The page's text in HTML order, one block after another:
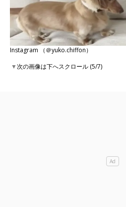
Instagram （＠yuko.chiffon）
▼次の画像は下へスクロール (5/7)